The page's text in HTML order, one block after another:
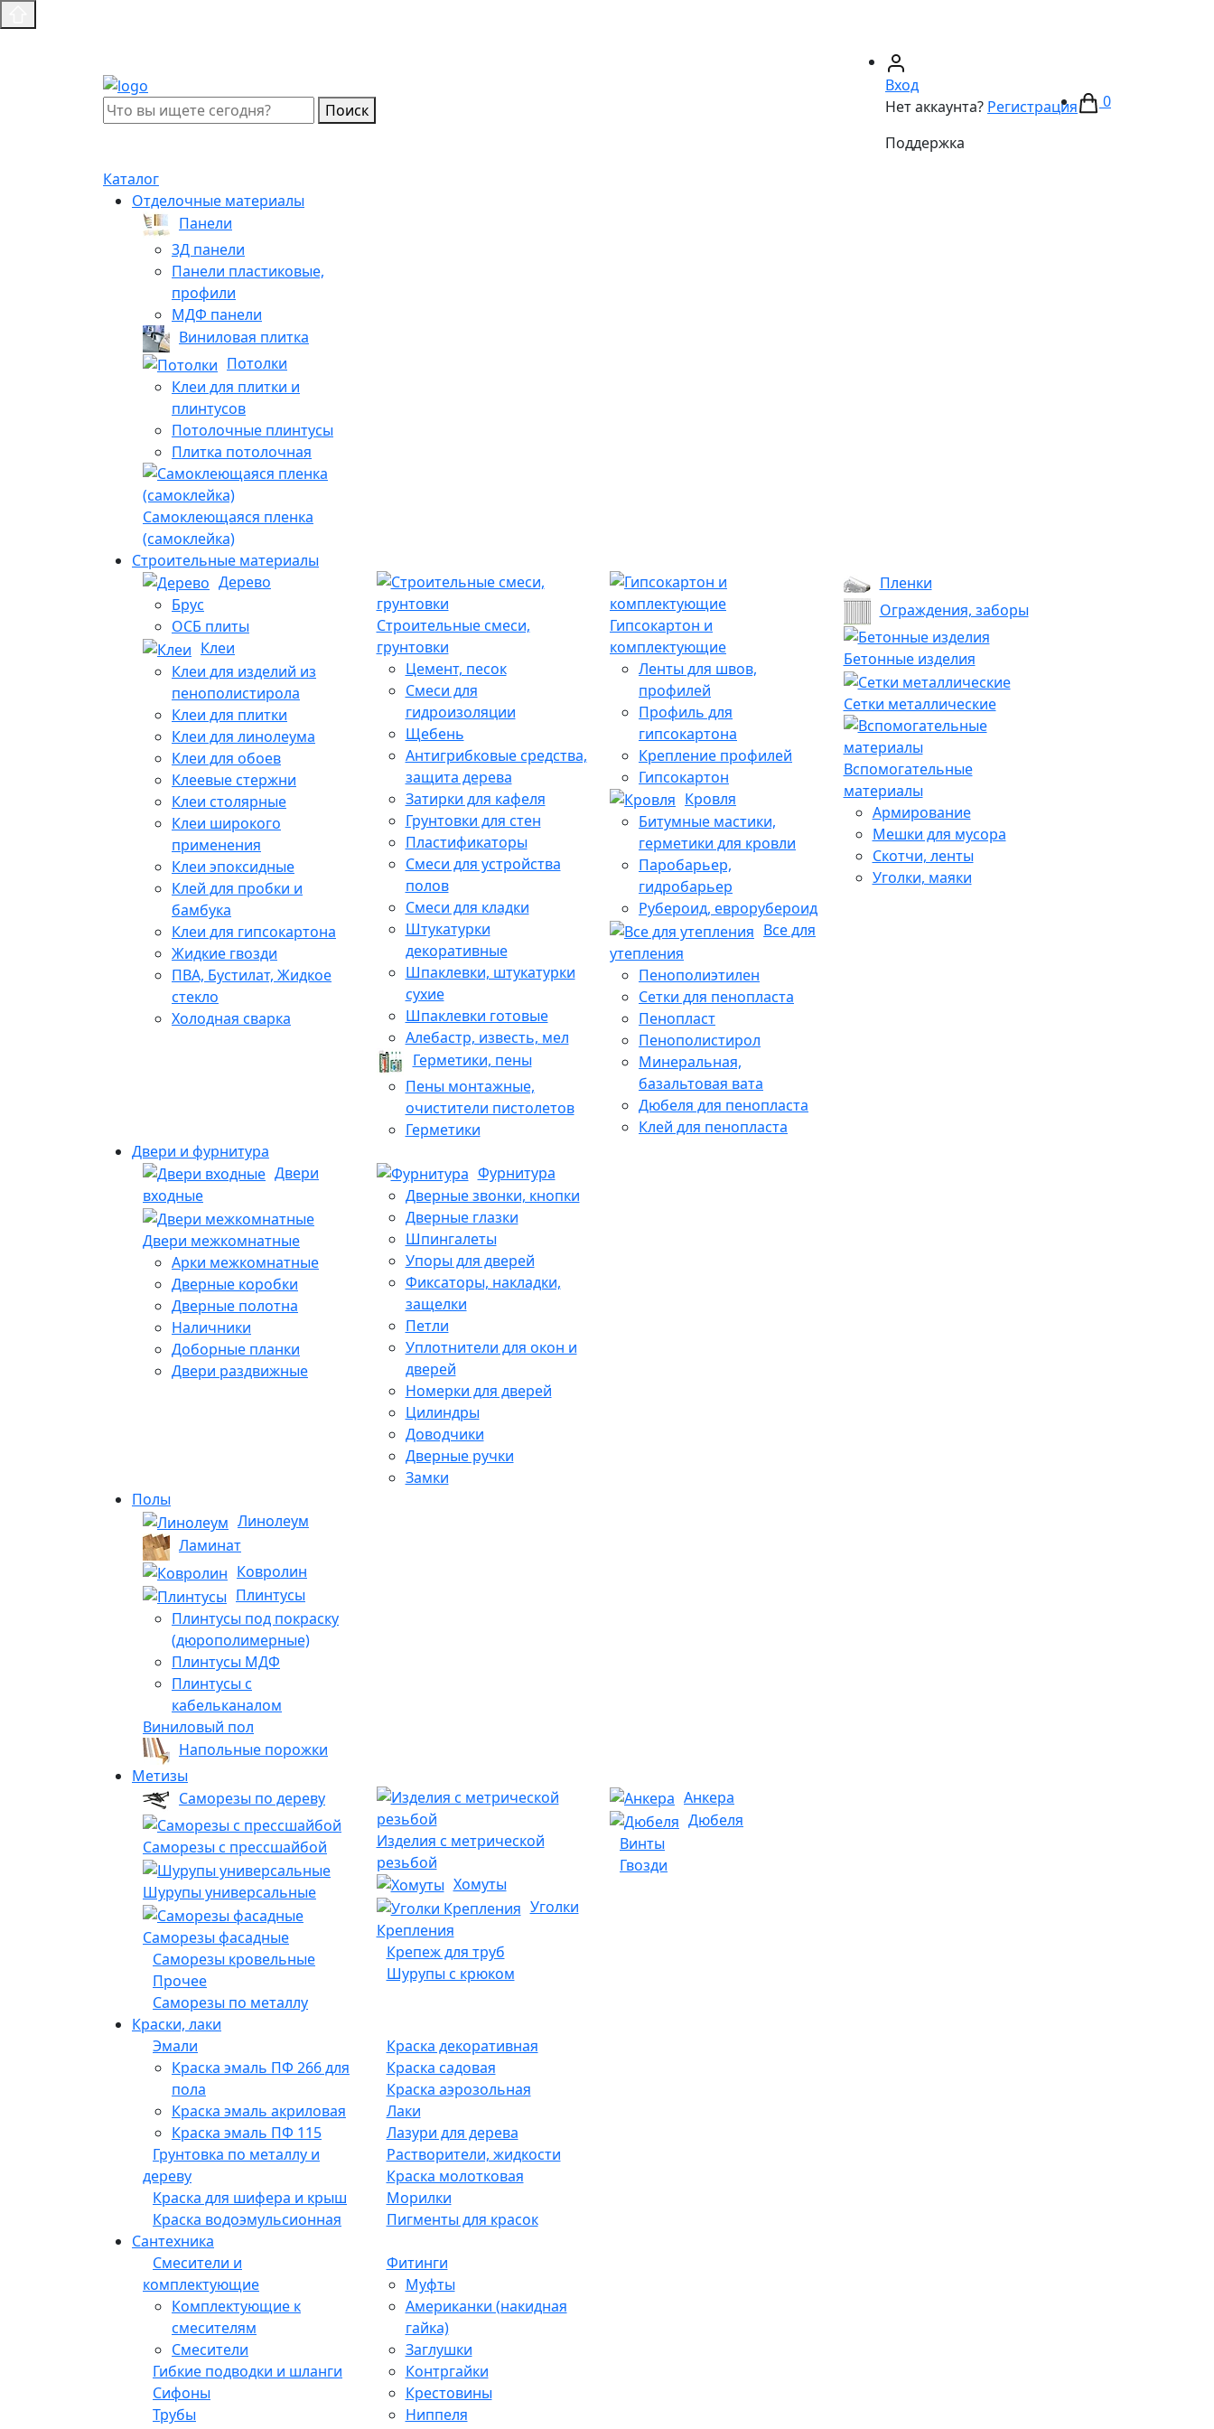
Поиск
Вход
Нет аккаунта? Регистрация
Поддержка
0
Каталог
Отделочные материалы
Панели
3Д панели
Панели пластиковые,
профили
МДФ панели
Виниловая плитка
Потолки
Клеи для плитки и
плинтусов
Потолочные плинтусы
Плитка потолочная
Самоклеющаяся пленка
(самоклейка)
Строительные материалы
Дерево
Брус
ОСБ плиты
Клеи
Клеи для изделий из
пенополистирола
Клеи для плитки
Клеи для линолеума
Клеи для обоев
Клеевые стержни
Клеи столярные
Клеи широкого
применения
Клеи эпоксидные
Клей для пробки и
бамбука
Клеи для гипсокартона
Жидкие гвозди
ПВА, Бустилат, Жидкое
стекло
Холодная сварка
Строительные смеси,
грунтовки
Цемент, песок
Смеси для
гидроизоляции
Щебень
Антигрибковые средства,
защита дерева
Затирки для кафеля
Грунтовки для стен
Пластификаторы
Смеси для устройства
полов
Смеси для кладки
Штукатурки
декоративные
Шпаклевки, штукатурки
сухие
Шпаклевки готовые
Алебастр, известь, мел
Герметики, пены
Пены монтажные,
очистители пистолетов
Герметики
Гипсокартон и
комплектующие
Ленты для швов,
профилей
Профиль для
гипсокартона
Крепление профилей
Гипсокартон
Кровля
Битумные мастики,
герметики для кровли
Паробарьер,
гидробарьер
Рубероид, еврорубероид
Все для
утепления
Пенополиэтилен
Сетки для пенопласта
Пенопласт
Пенополистирол
Минеральная,
базальтовая вата
Дюбеля для пенопласта
Клей для пенопласта
Пленки
Ограждения, заборы
Бетонные изделия
Сетки металлические
Вспомогательные
материалы
Армирование
Мешки для мусора
Скотчи, ленты
Уголки, маяки
Двери и фурнитура
Двери
входные
Двери межкомнатные
Арки межкомнатные
Дверные коробки
Дверные полотна
Наличники
Доборные планки
Двери раздвижные
Фурнитура
Дверные звонки, кнопки
Дверные глазки
Шпингалеты
Упоры для дверей
Фиксаторы, накладки,
защелки
Петли
Уплотнители для окон и
дверей
Номерки для дверей
Цилиндры
Доводчики
Дверные ручки
Замки
Полы
Линолеум
Ламинат
Ковролин
Плинтусы
Плинтусы под покраску
(дюрополимерные)
Плинтусы МДФ
Плинтусы с
кабельканалом
Виниловый пол
Напольные порожки
Метизы
Саморезы по дереву
Саморезы с прессшайбой
Шурупы универсальные
Саморезы фасадные
Саморезы кровельные
Прочее
Саморезы по металлу
Изделия с метрической
резьбой
Хомуты
Уголки
Крепления
Крепеж для труб
Шурупы с крюком
Анкера
Дюбеля
Винты
Гвозди
Краски, лаки
Эмали
Краска эмаль ПФ 266 для
пола
Краска эмаль акриловая
Краска эмаль ПФ 115
Грунтовка по металлу и
дереву
Краска для шифера и крыш
Краска водоэмульсионная
Краска декоративная
Краска садовая
Краска аэрозольная
Лаки
Лазури для дерева
Растворители, жидкости
Краска молотковая
Морилки
Пигменты для красок
Сантехника
Смесители и
комплектующие
Комплектующие к
смесителям
Смесители
Гибкие подводки и шланги
Сифоны
Трубы
Фитинги
Муфты
Американки (накидная
гайка)
Заглушки
Контргайки
Крестовины
Ниппеля